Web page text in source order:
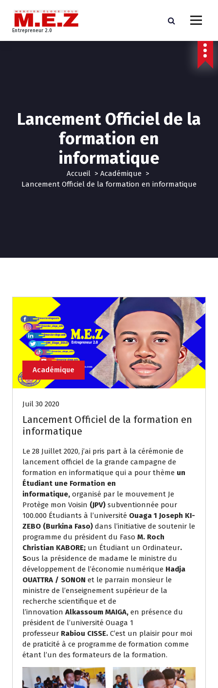
Entrepreneur 2.0
Lancement Officiel de la
formation en
informatique
Accueil > Académique >
Lancement Officiel de la formation en informatique
Académique
Juil 30 2020
Lancement Officiel de la formation en
informatique
Le 28 Juillet 2020, j’ai pris part à la cérémonie de
lancement officiel de la grande campagne de
formation en informatique qui a pour thème un
Étudiant une Formation en
informatique, organisé par le mouvement Je
Protège mon Voisin (JPV) subventionnée pour
100.000 Étudiants à l’université Ouaga 1 Joseph KI-
ZEBO (Burkina Faso) dans l’initiative de soutenir le
programme du président du Faso M. Roch
Christian KABORE; un Étudiant un Ordinateur.
Sous la présidence de madame le ministre du
développement de l’économie numérique Hadja
OUATTRA / SONON et le parrain monsieur le
ministre de l’enseignement supérieur de la
recherche scientifique et de
l’innovation Alkassoum MAIGA, en présence du
président de l’université Ouaga 1
professeur Rabiou CISSE. C’est un plaisir pour moi
de praticité à ce programme de formation comme
étant l’un des formateurs de la formation.